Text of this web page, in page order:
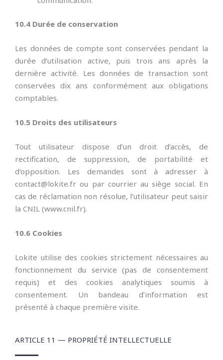
10.4 Durée de conservation
Les données de compte sont conservées pendant la
durée d’utilisation active, puis trois ans après la
dernière activité. Les données de transaction sont
conservées dix ans conformément aux obligations
comptables.
10.5 Droits des utilisateurs
Tout utilisateur dispose d’un droit d’accès, de
rectification, de suppression, de portabilité et
d’opposition. Les demandes sont à adresser à
contact@lokite.fr ou par courrier au siège social. En
cas de réclamation non résolue, l’utilisateur peut saisir
la CNIL (www.cnil.fr).
10.6 Cookies
Lokite utilise des cookies strictement nécessaires au
fonctionnement du service (pas de consentement
requis) et des cookies analytiques soumis à
consentement. Un bandeau d’information est
présenté à chaque première visite.
ARTICLE 11 — PROPRIÉTÉ INTELLECTUELLE